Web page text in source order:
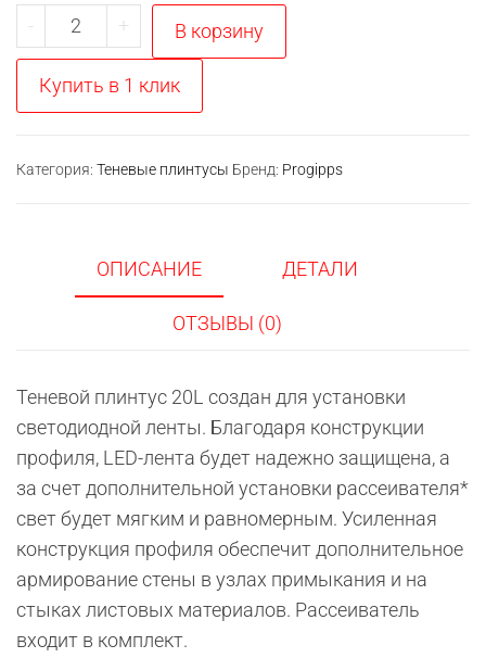
-
Количество
товара
Теневой
плинтус
подсветкой
+ В корзину
Купить в 1 клик
Категория: Теневые плинтусы Бренд: Progipps
ОПИСАНИЕ ДЕТАЛИ
ОТЗЫВЫ (0)
Теневой плинтус 20L создан для установки
светодиодной ленты. Благодаря конструкции
профиля, LED-лента будет надежно защищена, а
за счет дополнительной установки рассеивателя*
свет будет мягким и равномерным. Усиленная
конструкция профиля обеспечит дополнительное
армирование стены в узлах примыкания и на
стыках листовых материалов. Рассеиватель
входит в комплект.